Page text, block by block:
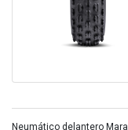
Neumático delantero